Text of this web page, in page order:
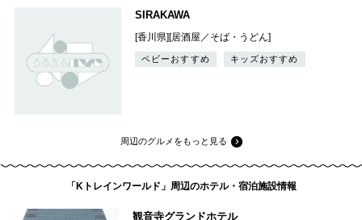
SIRAKAWA
[香川県][居酒屋／そば・うどん]
ベビーおすすめ キッズおすすめ
周辺のグルメをもっと見る
「Kトレインワールド」周辺のホテル・宿泊施設情報
観音寺グランドホテル